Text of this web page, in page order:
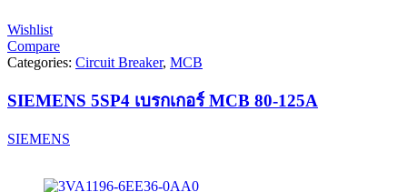
Wishlist
Compare
Categories: Circuit Breaker, MCB
SIEMENS 5SP4 เบรกเกอร์ MCB 80-125A
SIEMENS